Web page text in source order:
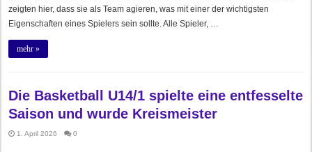
zeigten hier, dass sie als Team agieren, was mit einer der wichtigsten
Eigenschaften eines Spielers sein sollte. Alle Spieler, …
mehr »
Die Basketball U14/1 spielte eine entfesselte
Saison und wurde Kreismeister
1. April 2026 0